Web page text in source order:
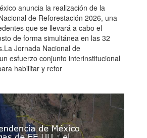
anuncia la realización de la
de Reforestación 2026, una
que se llevará a cabo el
de forma simultánea en las 32
Jornada Nacional de
esfuerzo conjunto interinstitucional
habilitar y refor